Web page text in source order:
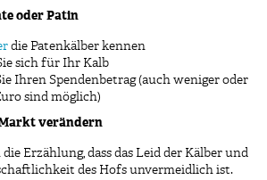
oder Patin
die Patenkälber kennen
sich für Ihr Kalb
Ihren Spendenbetrag (auch weniger oder
sind möglich)
verändern
Erzählung, dass das Leid der Kälber und
des Hofs unvermeidlich ist.